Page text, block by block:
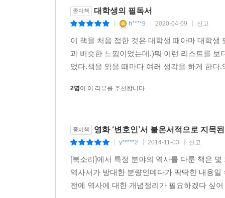
종이책 대학생의 필독서
h****9 2020-04-09 신고
이 책을 처음 접한 것은 대학생 때아마 대학
과 비슷한 느낌이었는데.)뭐 이런 리스트를
었다.책을 읽을 때마다 여러 생각을 하게 한
2명이 이 리뷰를 추천합니다.
종이책 영화 ‘변호인’서 불온서적으로 지목
y*****2 2014-11-03 신고
[북소리]에서 특정 분야의 역사를 다룬 책은
역사서가 방대한 분량인데다가 딱딱한 내용
전에 역사에 대한 개념정리가 필요하겠다 싶